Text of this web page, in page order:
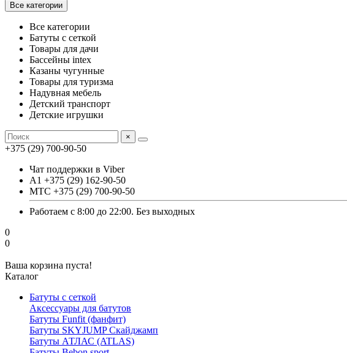
Все категории
Все категории
Батуты с сеткой
Товары для дачи
Бассейны intex
Казаны чугунные
Товары для туризма
Надувная мебель
Детский транспорт
Детские игрушки
×
+375 (29) 700-90-50
Чат поддержки в Viber
А1 +375 (29) 162-90-50
МТС +375 (29) 700-90-50
Работаем с 8:00 до 22:00. Без выходных
0
0
Ваша корзина пуста!
Каталог
Батуты с сеткой
Аксессуары для батутов
Батуты Funfit (фанфит)
Батуты SKYJUMP Скайджамп
Батуты АТЛАС (ATLAS)